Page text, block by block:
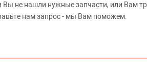
Вы не нашли нужные запчасти, или Вам
нам запрос - мы Вам поможем.